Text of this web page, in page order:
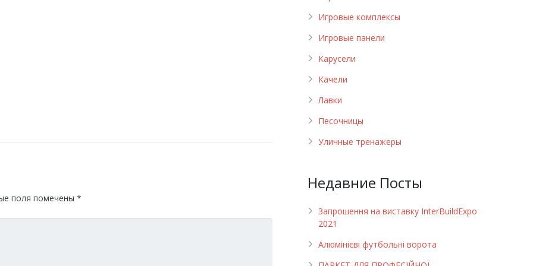
поля помечены *
Игровые комплексы
Игровые панели
Карусели
Качели
Лавки
Песочницы
Уличные тренажеры
Недавние Посты
Запрошення на виставку InterBuildExpo
2021
Алюмінієві футбольні ворота